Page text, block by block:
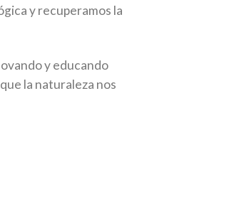
y recuperamos la
y educando
la naturaleza nos